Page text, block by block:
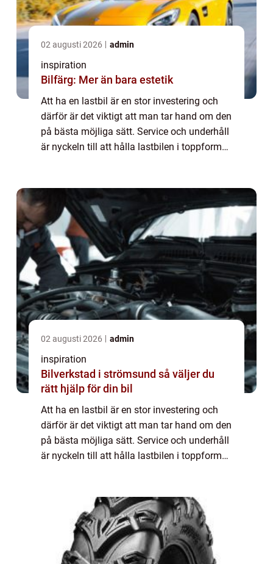
02 augusti 2026 admin
inspiration
Bilfärg: Mer än bara estetik
Att ha en lastbil är en stor investering och
därför är det viktigt att man tar hand om den
på bästa möjliga sätt. Service och underhåll
är nyckeln till att hålla lastbilen i toppform
02 augusti 2026 admin
inspiration
Bilverkstad i strömsund så väljer du
rätt hjälp för din bil
Att ha en lastbil är en stor investering och
därför är det viktigt att man tar hand om den
på bästa möjliga sätt. Service och underhåll
är nyckeln till att hålla lastbilen i toppform